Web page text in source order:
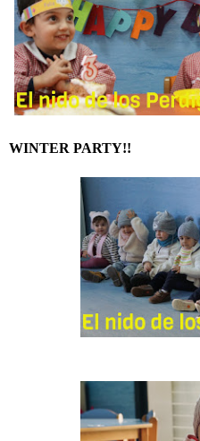
WINTER PARTY!!